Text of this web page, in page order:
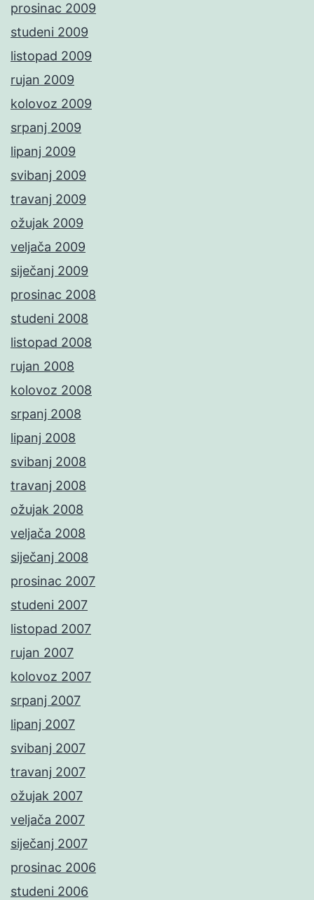
prosinac 2009
studeni 2009
listopad 2009
rujan 2009
kolovoz 2009
srpanj 2009
lipanj 2009
svibanj 2009
travanj 2009
ožujak 2009
veljača 2009
siječanj 2009
prosinac 2008
studeni 2008
listopad 2008
rujan 2008
kolovoz 2008
srpanj 2008
lipanj 2008
svibanj 2008
travanj 2008
ožujak 2008
veljača 2008
siječanj 2008
prosinac 2007
studeni 2007
listopad 2007
rujan 2007
kolovoz 2007
srpanj 2007
lipanj 2007
svibanj 2007
travanj 2007
ožujak 2007
veljača 2007
siječanj 2007
prosinac 2006
studeni 2006